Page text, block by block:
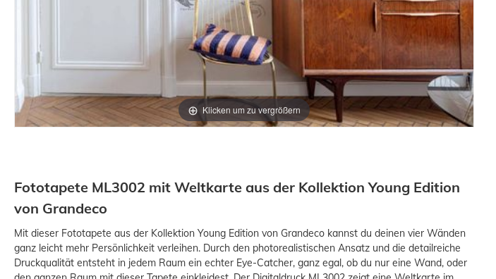
Klicken um zu vergrößern
Fototapete ML3002 mit Weltkarte aus der Kollektion Young Edition
von Grandeco
Mit dieser Fototapete aus der Kollektion Young Edition von Grandeco kannst du deinen vier Wänden
ganz leicht mehr Persönlichkeit verleihen. Durch den photorealistischen Ansatz und die detailreiche
Druckqualität entsteht in jedem Raum ein echter Eye-Catcher, ganz egal, ob du nur eine Wand, oder